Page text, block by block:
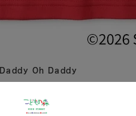
Daddy Oh Daddy